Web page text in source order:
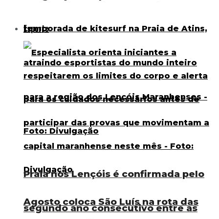
Esporte
Agosto coloca São Luís na rota das
Praia nos Lençóis é confirmada pelo
segundo ano consecutivo entre as